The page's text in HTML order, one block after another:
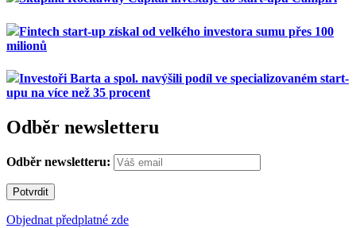
Fintech start-up získal od velkého investora sumu přes 100
milionů
Investoři Barta a spol. navýšili podíl ve specializovaném start-
upu na více než 35 procent
Odběr newsletteru
Odběr newsletteru:
Objednat předplatné zde